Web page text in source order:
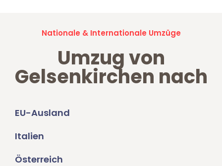
Nationale & Internationale Umzüge
Umzug von
Gelsenkirchen nach
EU-Ausland
Italien
Österreich